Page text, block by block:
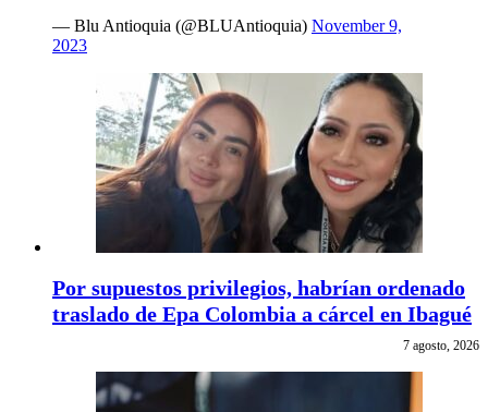
— Blu Antioquia (@BLUAntioquia) November 9,
2023
Por supuestos privilegios, habrían ordenado
traslado de Epa Colombia a cárcel en Ibagué
7 agosto, 2026